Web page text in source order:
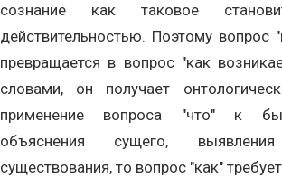
сознание как таковое
действительностью. Поэтому вопрос
превращается в вопрос "как
словами, он получает
применение вопроса "что" к
объяснения сущего,
существования, то вопрос "как"